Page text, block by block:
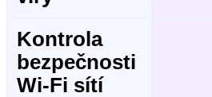
Kontrola
bezpečnosti
Wi-Fi sítí